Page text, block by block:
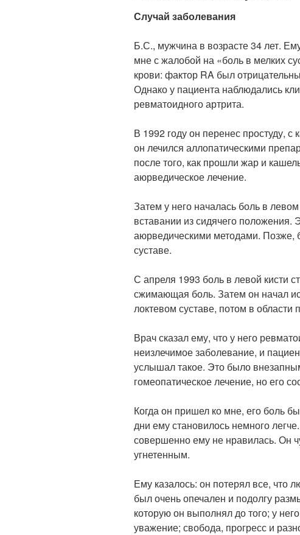
Случай заболевания
Б.С., мужчина в возрасте 34 лет.
мне с жалобой на «боль в мелких
крови: фактор RA был
Однако у пациента наблюдались
ревматоидного артрита.
В 1992 году он перенес простуду,
он лечился аллопатическими
после того, как прошли жар и
аюрведическое лечение.
Затем у него началась боль в
вставании из сидячего положения.
аюрведическими методами. Позже,
суставе.
С апреля 1993 боль в левой кисти
сжимающая боль. Затем он начал
локтевом суставе, потом в области
Врач сказал ему, что у него
неизлечимое заболевание, и
услышал такое. Это было
гомеопатическое лечение, но его
Когда он пришел ко мне, его боль
дни ему становилось немного
совершенно ему не нравилась. Он
угнетенным.
Ему казалось: он потерял все, что
был очень опечален и подолгу
которую он выполнял до того; у
уважение; свобода, прогресс и